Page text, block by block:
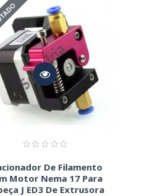
De Filamento
Motor Nema 17 Para
J ED3 De Extrusora